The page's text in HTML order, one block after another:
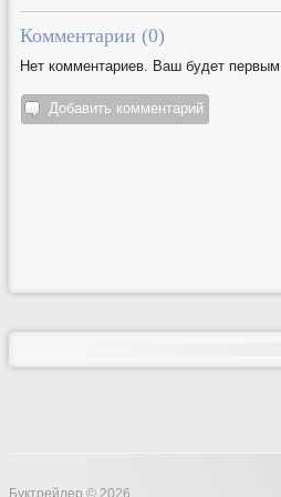
Комментарии (0)
Нет комментариев. Ваш будет
Добавить комментарий
Буктрейлер © 2026